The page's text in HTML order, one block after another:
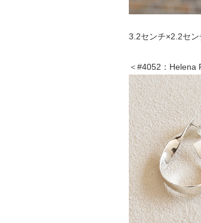
3.2センチ×2.2セン
＜#4052：Helena